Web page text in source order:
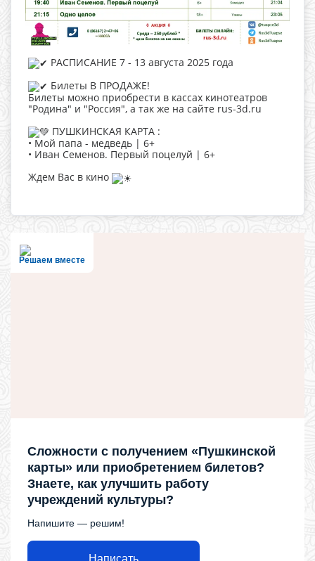
РАСПИСАНИЕ 7 - 13 августа 2025 года
Билеты В ПРОДАЖЕ!
Билеты можно приобрести в кассах кинотеатров
"Родина" и "Россия", а так же на сайте rus-3d.ru
ПУШКИНСКАЯ КАРТА :
• Мой папа - медведь | 6+
• Иван Семенов. Первый поцелуй | 6+
Ждем Вас в кино
Решаем вместе
Сложности с получением «Пушкинской
карты» или приобретением билетов?
Знаете, как улучшить работу
учреждений культуры?
Напишите — решим!
Написать